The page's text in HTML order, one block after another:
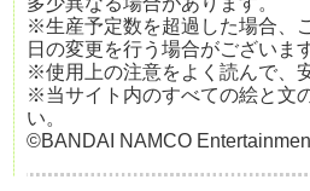
※生産予定数を超過した場合、
日の変更を行う場合がございます
※使用上の注意をよく読んで、
※当サイト内のすべての絵と文
い。
©BANDAI NAMCO